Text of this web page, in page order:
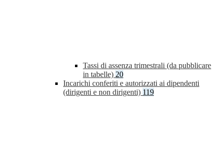
Tassi di assenza trimestrali (da pubblicare
in tabelle) 20
Incarichi conferiti e autorizzati ai dipendenti
(dirigenti e non dirigenti) 119